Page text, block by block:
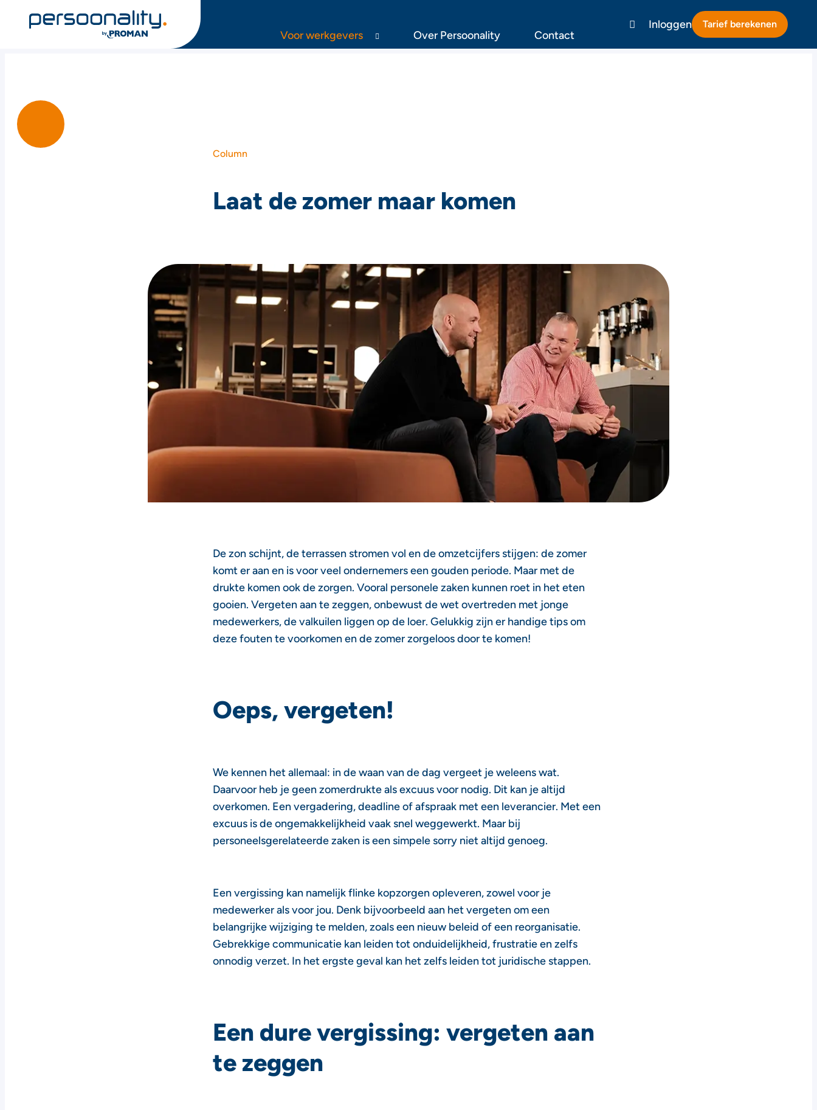
Voor werkgevers Over Persoonality Contact
Inloggen Tarief berekenen
Column
Laat de zomer maar komen
De zon schijnt, de terrassen stromen vol en de omzetcijfers stijgen: de zomer
komt er aan en is voor veel ondernemers een gouden periode. Maar met de
drukte komen ook de zorgen. Vooral personele zaken kunnen roet in het eten
gooien. Vergeten aan te zeggen, onbewust de wet overtreden met jonge
medewerkers, de valkuilen liggen op de loer. Gelukkig zijn er handige tips om
deze fouten te voorkomen en de zomer zorgeloos door te komen!
Oeps, vergeten!
We kennen het allemaal: in de waan van de dag vergeet je weleens wat.
Daarvoor heb je geen zomerdrukte als excuus voor nodig. Dit kan je altijd
overkomen. Een vergadering, deadline of afspraak met een leverancier. Met een
excuus is de ongemakkelijkheid vaak snel weggewerkt. Maar bij
personeelsgerelateerde zaken is een simpele sorry niet altijd genoeg.
Een vergissing kan namelijk flinke kopzorgen opleveren, zowel voor je
medewerker als voor jou. Denk bijvoorbeeld aan het vergeten om een
belangrijke wijziging te melden, zoals een nieuw beleid of een reorganisatie.
Gebrekkige communicatie kan leiden tot onduidelijkheid, frustratie en zelfs
onnodig verzet. In het ergste geval kan het zelfs leiden tot juridische stappen.
Een dure vergissing: vergeten aan
te zeggen